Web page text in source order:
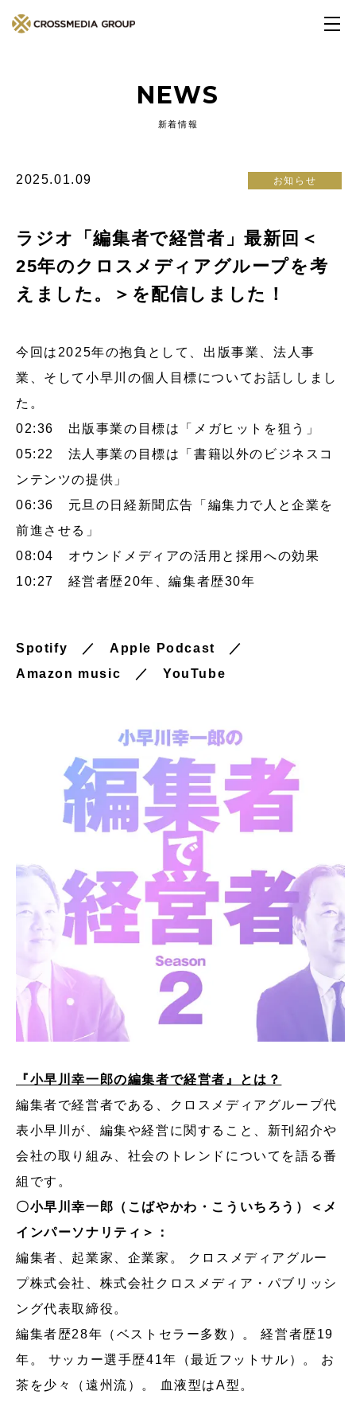
NEWS
新着情報
2025.01.09 お知らせ
ラジオ「編集者で経営者」最新回＜
25年のクロスメディアグループを考
えました。＞を配信しました！
今回は2025年の抱負として、出版事業、法人事
業、そして小早川の個人目標についてお話ししまし
た。
02:36 出版事業の目標は「メガヒットを狙う」
05:22 法人事業の目標は「書籍以外のビジネスコ
ンテンツの提供」
06:36 元旦の日経新聞広告「編集力で人と企業を
前進させる」
08:04 オウンドメディアの活用と採用への効果
10:27 経営者歴20年、編集者歴30年
Spotify ／Apple Podcast
／
Amazon music ／YouTube
『小早川幸一郎の編集者で経営者』とは？
編集者で経営者である、クロスメディアグループ代
表小早川が、編集や経営に関すること、新刊紹介や
会社の取り組み、社会のトレンドについてを語る番
組です。
〇小早川幸一郎（こばやかわ・こういちろう）＜メ
インパーソナリティ＞：
編集者、起業家、企業家。 クロスメディアグルー
プ株式会社、株式会社クロスメディア・パブリッシ
ング代表取締役。
編集者歴28年（ベストセラー多数）。 経営者歴19
年。 サッカー選手歴41年（最近フットサル）。 お
茶を少々（遠州流）。 血液型はA型。